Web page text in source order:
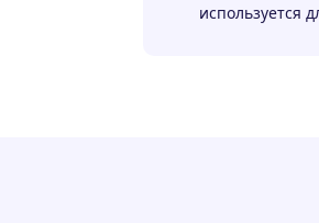
используется